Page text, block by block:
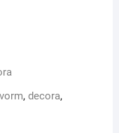
, decora,